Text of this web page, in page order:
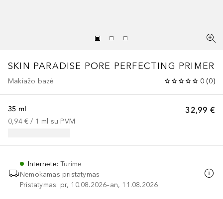
SKIN PARADISE PORE PERFECTING PRIMER
Makiažo bazė 0 (0)
32,99 €
35 ml
0,94 € / 1 ml su PVM
Internete:Turime
Nemokamas pristatymas
Pristatymas: pr, 10.08.2026–an, 11.08.2026